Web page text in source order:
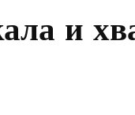
и